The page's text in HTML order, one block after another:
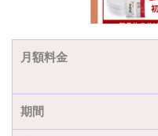
月額料金
期間